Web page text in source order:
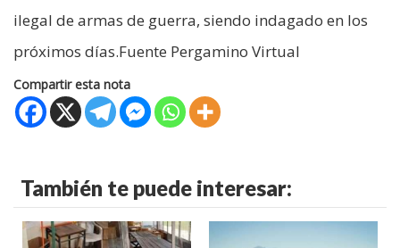
ilegal de armas de guerra, siendo indagado en los
próximos días.Fuente Pergamino Virtual
Compartir esta nota
También te puede interesar: